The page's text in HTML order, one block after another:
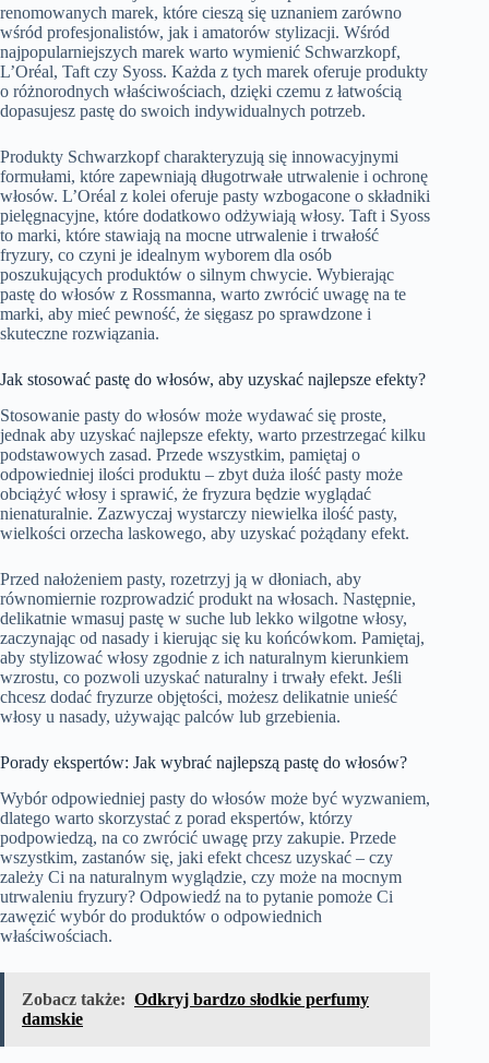
renomowanych marek, które cieszą się uznaniem zarówno
wśród profesjonalistów, jak i amatorów stylizacji. Wśród
najpopularniejszych marek warto wymienić Schwarzkopf,
L’Oréal, Taft czy Syoss. Każda z tych marek oferuje produkty
o różnorodnych właściwościach, dzięki czemu z łatwością
dopasujesz pastę do swoich indywidualnych potrzeb.
Produkty Schwarzkopf charakteryzują się innowacyjnymi
formułami, które zapewniają długotrwałe utrwalenie i ochronę
włosów. L’Oréal z kolei oferuje pasty wzbogacone o składniki
pielęgnacyjne, które dodatkowo odżywiają włosy. Taft i Syoss
to marki, które stawiają na mocne utrwalenie i trwałość
fryzury, co czyni je idealnym wyborem dla osób
poszukujących produktów o silnym chwycie. Wybierając
pastę do włosów z Rossmanna, warto zwrócić uwagę na te
marki, aby mieć pewność, że sięgasz po sprawdzone i
skuteczne rozwiązania.
Jak stosować pastę do włosów, aby uzyskać najlepsze efekty?
Stosowanie pasty do włosów może wydawać się proste,
jednak aby uzyskać najlepsze efekty, warto przestrzegać kilku
podstawowych zasad. Przede wszystkim, pamiętaj o
odpowiedniej ilości produktu – zbyt duża ilość pasty może
obciążyć włosy i sprawić, że fryzura będzie wyglądać
nienaturalnie. Zazwyczaj wystarczy niewielka ilość pasty,
wielkości orzecha laskowego, aby uzyskać pożądany efekt.
Przed nałożeniem pasty, rozetrzyj ją w dłoniach, aby
równomiernie rozprowadzić produkt na włosach. Następnie,
delikatnie wmasuj pastę w suche lub lekko wilgotne włosy,
zaczynając od nasady i kierując się ku końcówkom. Pamiętaj,
aby stylizować włosy zgodnie z ich naturalnym kierunkiem
wzrostu, co pozwoli uzyskać naturalny i trwały efekt. Jeśli
chcesz dodać fryzurze objętości, możesz delikatnie unieść
włosy u nasady, używając palców lub grzebienia.
Porady ekspertów: Jak wybrać najlepszą pastę do włosów?
Wybór odpowiedniej pasty do włosów może być wyzwaniem,
dlatego warto skorzystać z porad ekspertów, którzy
podpowiedzą, na co zwrócić uwagę przy zakupie. Przede
wszystkim, zastanów się, jaki efekt chcesz uzyskać – czy
zależy Ci na naturalnym wyglądzie, czy może na mocnym
utrwaleniu fryzury? Odpowiedź na to pytanie pomoże Ci
zawęzić wybór do produktów o odpowiednich
właściwościach.
Zobacz także: Odkryj bardzo słodkie perfumy
damskie